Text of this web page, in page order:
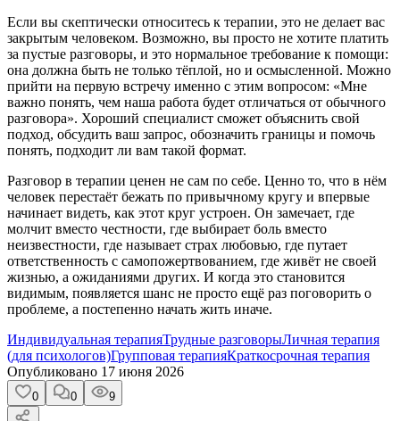
Если вы скептически относитесь к терапии, это не делает вас
закрытым человеком. Возможно, вы просто не хотите платить
за пустые разговоры, и это нормальное требование к помощи:
она должна быть не только тёплой, но и осмысленной. Можно
прийти на первую встречу именно с этим вопросом: «Мне
важно понять, чем наша работа будет отличаться от обычного
разговора». Хороший специалист сможет объяснить свой
подход, обсудить ваш запрос, обозначить границы и помочь
понять, подходит ли вам такой формат.
Разговор в терапии ценен не сам по себе. Ценно то, что в нём
человек перестаёт бежать по привычному кругу и впервые
начинает видеть, как этот круг устроен. Он замечает, где
молчит вместо честности, где выбирает боль вместо
неизвестности, где называет страх любовью, где путает
ответственность с самопожертвованием, где живёт не своей
жизнью, а ожиданиями других. И когда это становится
видимым, появляется шанс не просто ещё раз поговорить о
проблеме, а постепенно начать жить иначе.
Индивидуальная терапияТрудные разговорыЛичная терапия
(для психологов)Групповая терапияКраткосрочная терапия
Опубликовано 17 июня 2026
0 0 9